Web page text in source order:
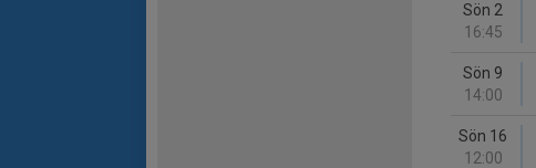
Sön 2
16:45
Sön 9
14:00
Sön 16
12:00